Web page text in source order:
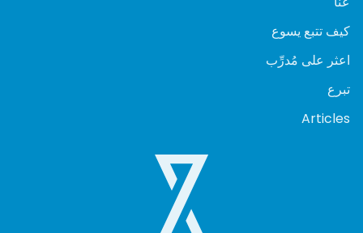
كيف تتبع يسوع
اعثر على مُدرِّب
تبرع
Articles